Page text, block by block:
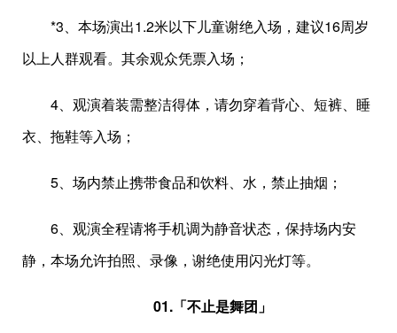
*3、本场演出1.2米以下儿童谢绝入场，建议16周岁
以上人群观看。其余观众凭票入场；
4、观演着装需整洁得体，请勿穿着背心、短裤、睡
衣、拖鞋等入场；
5、场内禁止携带食品和饮料、水，禁止抽烟；
6、观演全程请将手机调为静音状态，保持场内安
静，本场允许拍照、录像，谢绝使用闪光灯等。
01. 「不止是舞团」